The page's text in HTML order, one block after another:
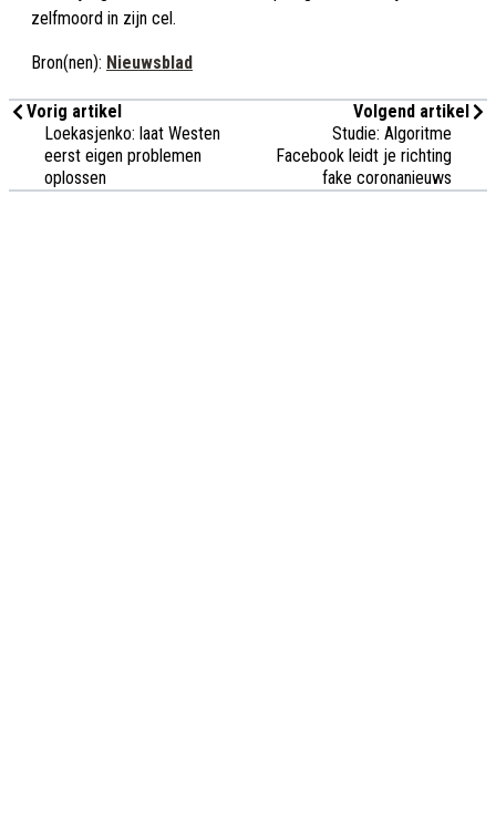
zelfmoord in zijn cel.
Bron(nen): Nieuwsblad
Vorig artikel
Loekasjenko: laat Westen
eerst eigen problemen
oplossen
Volgend artikel
Studie: Algoritme
Facebook leidt je richting
fake coronanieuws